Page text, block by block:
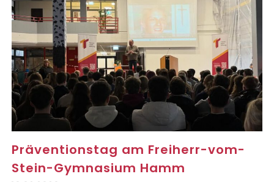
Präventionstag am Freiherr-vom-
Stein-Gymnasium Hamm